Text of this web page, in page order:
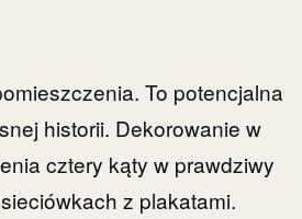
To potencjalna
historii. Dekorowanie w
cztery kąty w prawdziwy
z plakatami.